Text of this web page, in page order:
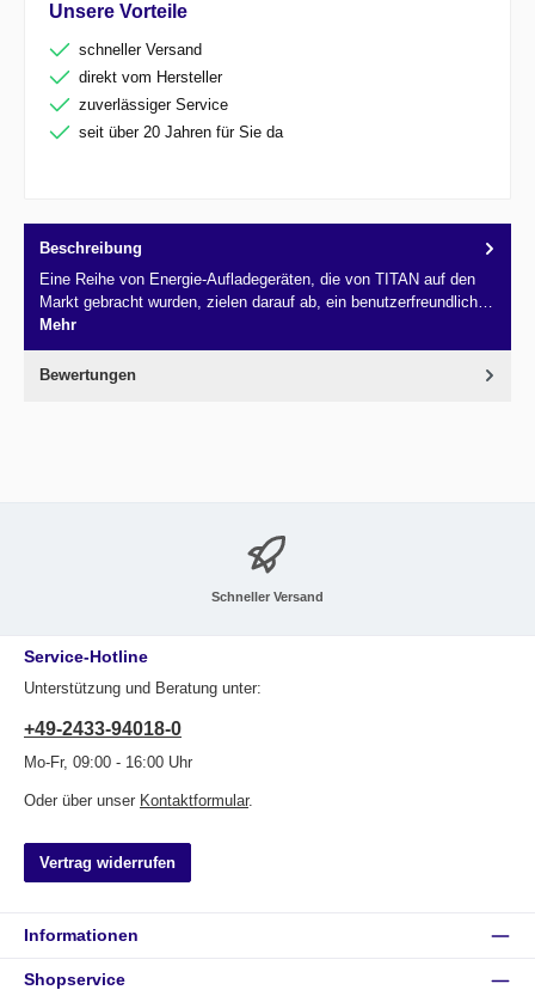
Unsere Vorteile
schneller Versand
direkt vom Hersteller
zuverlässiger Service
seit über 20 Jahren für Sie da
Beschreibung
Eine Reihe von Energie-Aufladegeräten, die von TITAN auf den
Markt gebracht wurden, zielen darauf ab, ein benutzerfreundlich…
Mehr
Bewertungen
Schneller Versand
Service-Hotline
Unterstützung und Beratung unter:
+49-2433-94018-0
Mo-Fr, 09:00 - 16:00 Uhr
Oder über unser Kontaktformular.
Vertrag widerrufen
Informationen
Shopservice